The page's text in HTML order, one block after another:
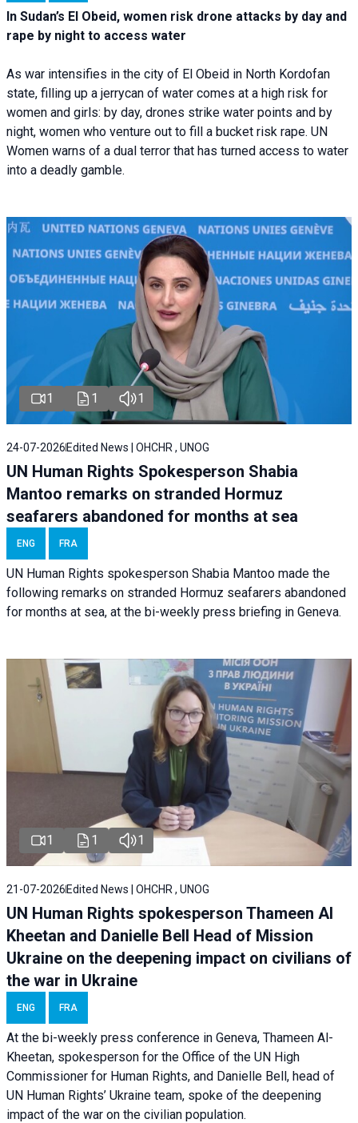
In Sudan’s El Obeid, women risk drone attacks by day and
rape by night to access water
As war intensifies in the city of El Obeid in North Kordofan
state, filling up a jerrycan of water comes at a high risk for
women and girls: by day, drones strike water points and by
night, women who venture out to fill a bucket risk rape. UN
Women warns of a dual terror that has turned access to water
into a deadly gamble.
1 1 1
24-07-2026 Edited News | OHCHR , UNOG
UN Human Rights Spokesperson Shabia
Mantoo remarks on stranded Hormuz
seafarers abandoned for months at sea
ENG FRA
UN Human Rights spokesperson Shabia Mantoo made the
following remarks on stranded Hormuz seafarers abandoned
for months at sea, at the bi-weekly press briefing in Geneva.
1 1 1
21-07-2026 Edited News | OHCHR , UNOG
UN Human Rights spokesperson Thameen Al
Kheetan and Danielle Bell Head of Mission
Ukraine on the deepening impact on civilians of
the war in Ukraine
ENG FRA
At the bi-weekly press conference in Geneva, Thameen Al-
Kheetan, spokesperson for the Office of the UN High
Commissioner for Human Rights, and Danielle Bell, head of
UN Human Rights’ Ukraine team, spoke of the deepening
impact of the war on the civilian population.